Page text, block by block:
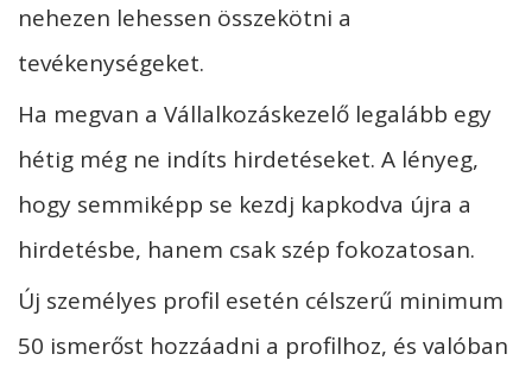
nehezen lehessen összekötni a
tevékenységeket.
Ha megvan a Vállalkozáskezelő legalább egy
hétig még ne indíts hirdetéseket. A lényeg,
hogy semmiképp se kezdj kapkodva újra a
hirdetésbe, hanem csak szép fokozatosan.
Új személyes profil esetén célszerű minimum
50 ismerőst hozzáadni a profilhoz, és valóban